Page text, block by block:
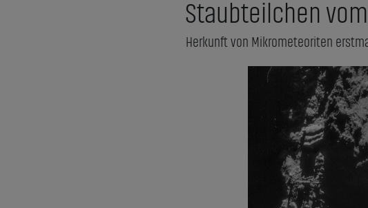
Staubteilchen
Herkunft von Mikrometeoriten